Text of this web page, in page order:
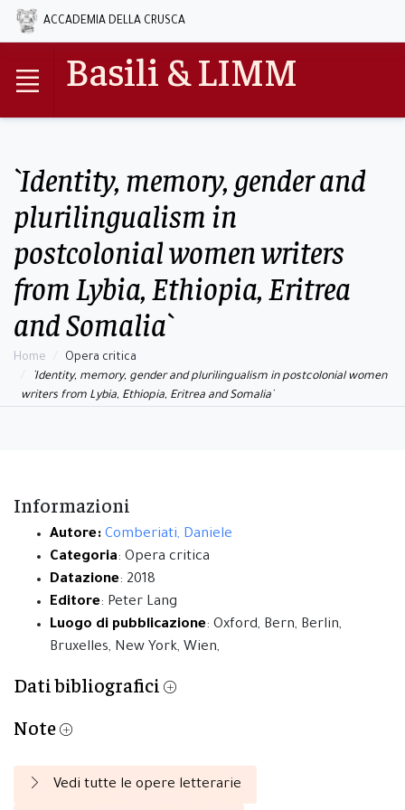
ACCADEMIA DELLA CRUSCA
Basili & LIMM
`Identity, memory, gender and
plurilingualism in
postcolonial women writers
from Lybia, Ethiopia, Eritrea
and Somalia`
Home
Opera critica
`Identity, memory, gender and plurilingualism in postcolonial women
writers from Lybia, Ethiopia, Eritrea and Somalia`
Informazioni
Autore: Comberiati, Daniele
Categoria: Opera critica
Datazione: 2018
Editore: Peter Lang
Luogo di pubblicazione: Oxford, Bern, Berlin,
Bruxelles, New York, Wien,
Dati bibliografici
Note
Vedi tutte le opere letterarie